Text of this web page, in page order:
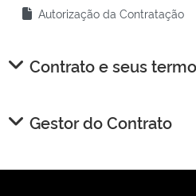
Autorização da Contratação
Contrato e seus
Gestor do Contrato